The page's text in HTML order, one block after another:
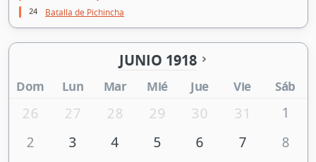
24 Batalla de Pichincha
JUNIO 1918
Dom Lun Mar Mié Jue Vie Sáb
26 27 28 29 30 31
1
2
3 4 5 6 7
8